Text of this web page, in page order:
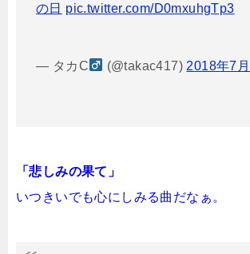
の日 pic.twitter.com/D0mxuhgTp3
— タカC (@takac417) 2018年7
「悲しみの果て」
いつきいでも心にしみる曲だなぁ。